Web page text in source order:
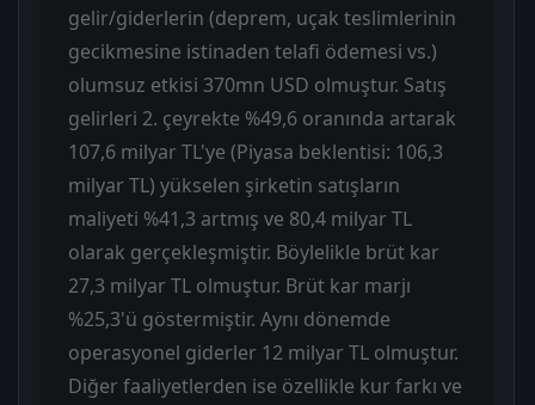
gelir/giderlerin (deprem, uçak teslimlerinin
gecikmesine istinaden telafi ödemesi vs.)
olumsuz etkisi 370mn USD olmuştur. Satış
gelirleri 2. çeyrekte %49,6 oranında artarak
107,6 milyar TL'ye (Piyasa beklentisi: 106,3
milyar TL) yükselen şirketin satışların
maliyeti %41,3 artmış ve 80,4 milyar TL
olarak gerçekleşmiştir. Böylelikle brüt kar
27,3 milyar TL olmuştur. Brüt kar marjı
%25,3'ü göstermiştir. Aynı dönemde
operasyonel giderler 12 milyar TL olmuştur.
Diğer faaliyetlerden ise özellikle kur farkı ve